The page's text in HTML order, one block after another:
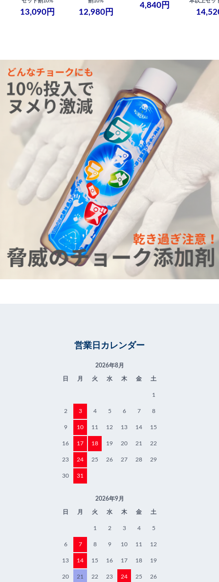
13,090円 12,980円
4,840円
営業日カレンダー
2026年8月
日 月 火 水 木 金 土
1
2 3 4 5 6 7 8
9 10 11 12 13 14 15
16 17 18 19 20 21 22
23 24 25 26 27 28 29
30 31
2026年9月
日 月 火 水 木 金 土
1 2 3 4 5
6 7 8 9 10 11 12
13 14 15 16 17 18 19
20 21 22 23 24 25 26